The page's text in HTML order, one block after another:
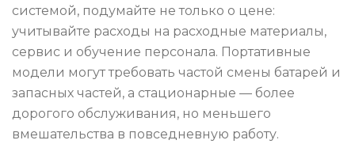
системой, подумайте не только о цене:
учитывайте расходы на расходные материалы,
сервис и обучение персонала. Портативные
модели могут требовать частой смены батарей и
запасных частей, а стационарные — более
дорогого обслуживания, но меньшего
вмешательства в повседневную работу.